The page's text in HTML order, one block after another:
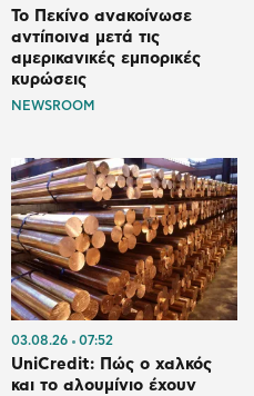
Το Πεκίνο ανακοίνωσε
αντίποινα μετά τις
αμερικανικές εμπορικές
κυρώσεις
NEWSROOM
03.08.26 07:52
UniCredit: Πώς ο χαλκός
και το αλουμίνιο έχουν